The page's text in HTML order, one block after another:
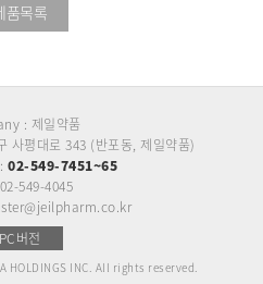
품목록
: 제일약품
사평대로 343 (반포동, 제일약품)
:02-549-7451~65
549-4045
PC버전
HOLDINGS INC. All rights reserved.